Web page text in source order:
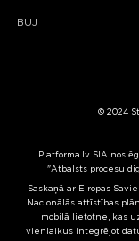
BUJ
© 2024
Platforma.lv SIA
"Atbalsts procesu
Saskaņā ar Eiropas
Nacionālās attīstības
mobilā lietotne, kas
vienlaikus integrējot